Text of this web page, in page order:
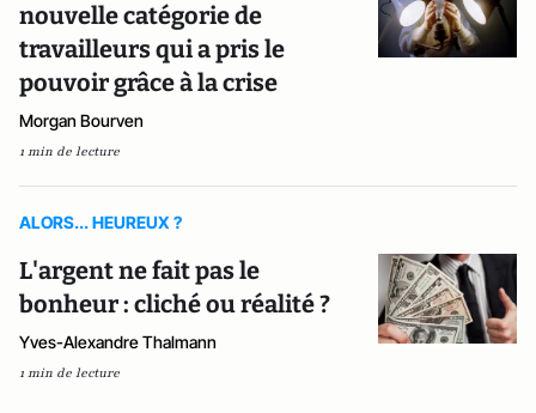
nouvelle catégorie de
travailleurs qui a pris le
pouvoir grâce à la crise
Morgan Bourven
1 min de lecture
ALORS... HEUREUX ?
L'argent ne fait pas le
bonheur : cliché ou réalité ?
Yves-Alexandre Thalmann
1 min de lecture